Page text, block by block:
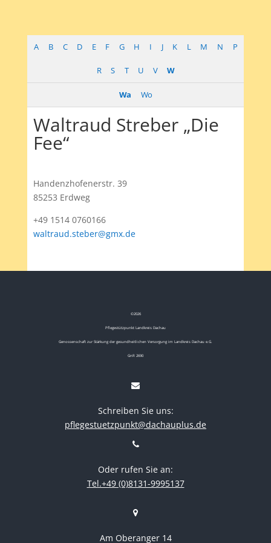
A B C D E F G H I J K L M N P
R S T U V W
Wa Wo
Waltraud Streber „Die
Fee“
Handenzhofenerstr. 39
85253 Erdweg
+49 1514 0760166
waltraud.steber@gmx.de
©2026
Pflegestützpunkt Landkreis Dachau
Genossenschaft zur Stärkung der gesundheitlichen Versorgung im Landkreis Dachau e.G.
GnR 2690
Schreiben Sie uns:
pflegestuetzpunkt@dachauplus.de
Oder rufen Sie an:
Tel.+49 (0)8131-9995137
Am Oberanger 14